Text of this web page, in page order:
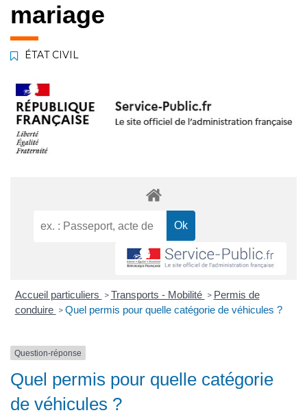
mariage
ÉTAT CIVIL
Accueil particuliers > Transports - Mobilité > Permis de
conduire > Quel permis pour quelle catégorie de véhicules ?
Question-réponse
Quel permis pour quelle catégorie
de véhicules ?